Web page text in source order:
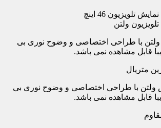
تلویزیون 46 اینچ
ولتن
با طراحی اختصاصی و وضوح نوری بی
قابل مشاهده نمی باشد.
متریال
با طراحی اختصاصی و وضوح نوری بی
قابل مشاهده نمی باشد.